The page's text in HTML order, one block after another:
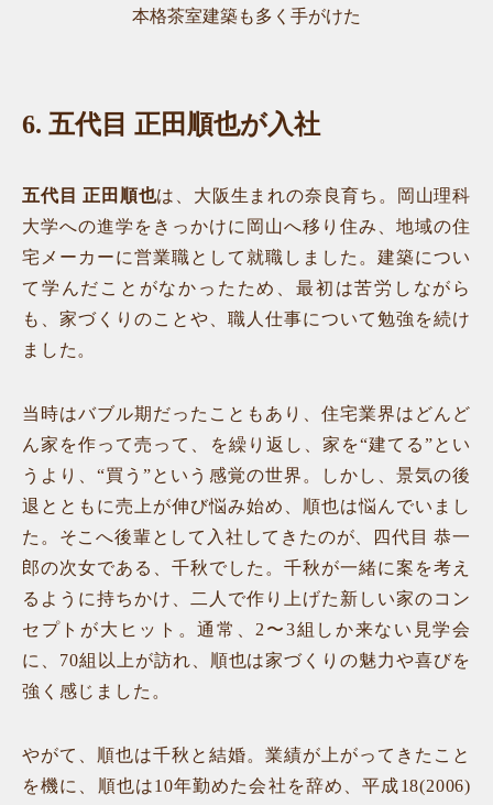
本格茶室建築も多く手がけた
6. 五代目 正田順也が入社
五代目 正田順也は、大阪生まれの奈良育ち。岡山理科
大学への進学をきっかけに岡山へ移り住み、地域の住
宅メーカーに営業職として就職しました。建築につい
て学んだことがなかったため、最初は苦労しながら
も、家づくりのことや、職人仕事について勉強を続け
ました。
当時はバブル期だったこともあり、住宅業界はどんど
ん家を作って売って、を繰り返し、家を“建てる”とい
うより、“買う”という感覚の世界。しかし、景気の後
退とともに売上が伸び悩み始め、順也は悩んでいまし
た。そこへ後輩として入社してきたのが、四代目 恭一
郎の次女である、千秋でした。千秋が一緒に案を考え
るように持ちかけ、二人で作り上げた新しい家のコン
セプトが大ヒット。通常、2〜3組しか来ない見学会
に、70組以上が訪れ、順也は家づくりの魅力や喜びを
強く感じました。
やがて、順也は千秋と結婚。業績が上がってきたこと
を機に、順也は10年勤めた会社を辞め、平成18(2006)